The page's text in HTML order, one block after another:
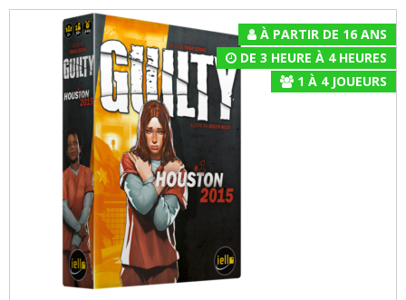
À PARTIR DE 16 ANS
DE 3 HEURE À 4 HEURES
1 À 4JOUEURS